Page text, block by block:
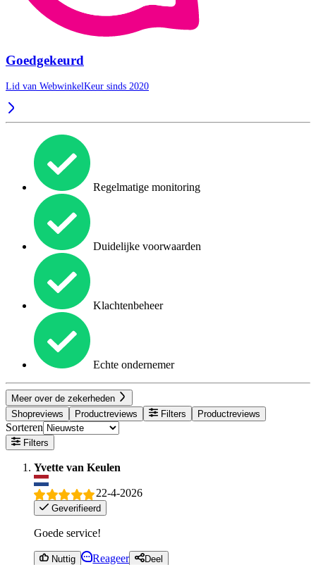
Goedgekeurd
Lid van WebwinkelKeur sinds 2020
Regelmatige monitoring
Duidelijke voorwaarden
Klachtenbeheer
Echte ondernemer
Meer over de zekerheden
Shopreviews
Productreviews Filters Productreviews
Sorteren
Filters
Yvette van Keulen
22-4-2026
Geverifieerd
Goede service!
Nuttig Reageer Deel